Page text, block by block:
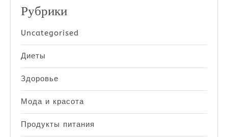
Рубрики
Uncategorised
Диеты
Здоровье
Мода и красота
Продукты питания